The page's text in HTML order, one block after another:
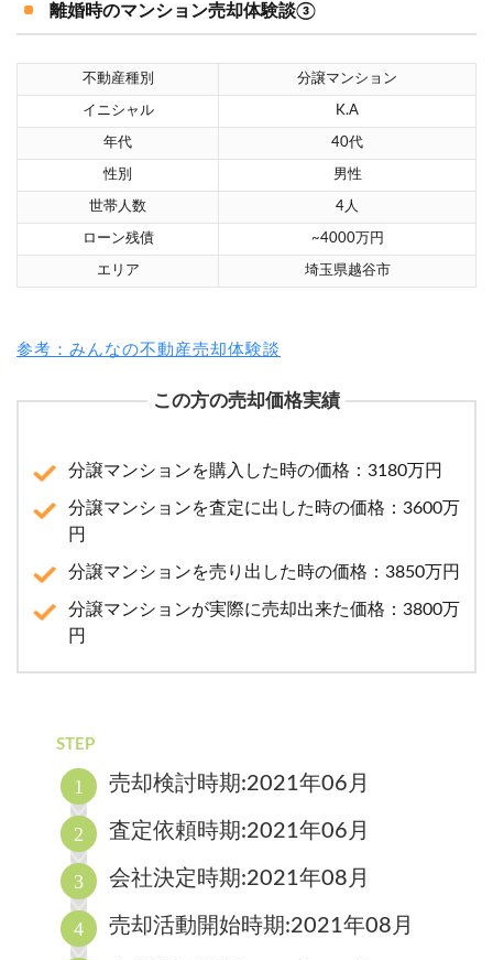
離婚時のマンション売却体験談③
不動産種別 分譲マンション
イニシャル K.A
年代 40代
性別 男性
世帯人数 4人
ローン残債 ~4000万円
エリア 埼玉県越谷市
参考：みんなの不動産売却体験談
この方の売却価格実績
分譲マンションを購入した時の価格：3180万円
分譲マンションを査定に出した時の価格：3600万
円
分譲マンションを売り出した時の価格：3850万円
分譲マンションが実際に売却出来た価格：3800万
円
STEP
売却検討時期:2021年06月
査定依頼時期:2021年06月
会社決定時期:2021年08月
売却活動開始時期:2021年08月